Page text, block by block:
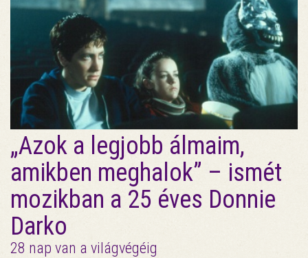
„Azok a legjobb álmaim,
amikben meghalok” – ismét
mozikban a 25 éves Donnie
Darko
28 nap van a világvégéig